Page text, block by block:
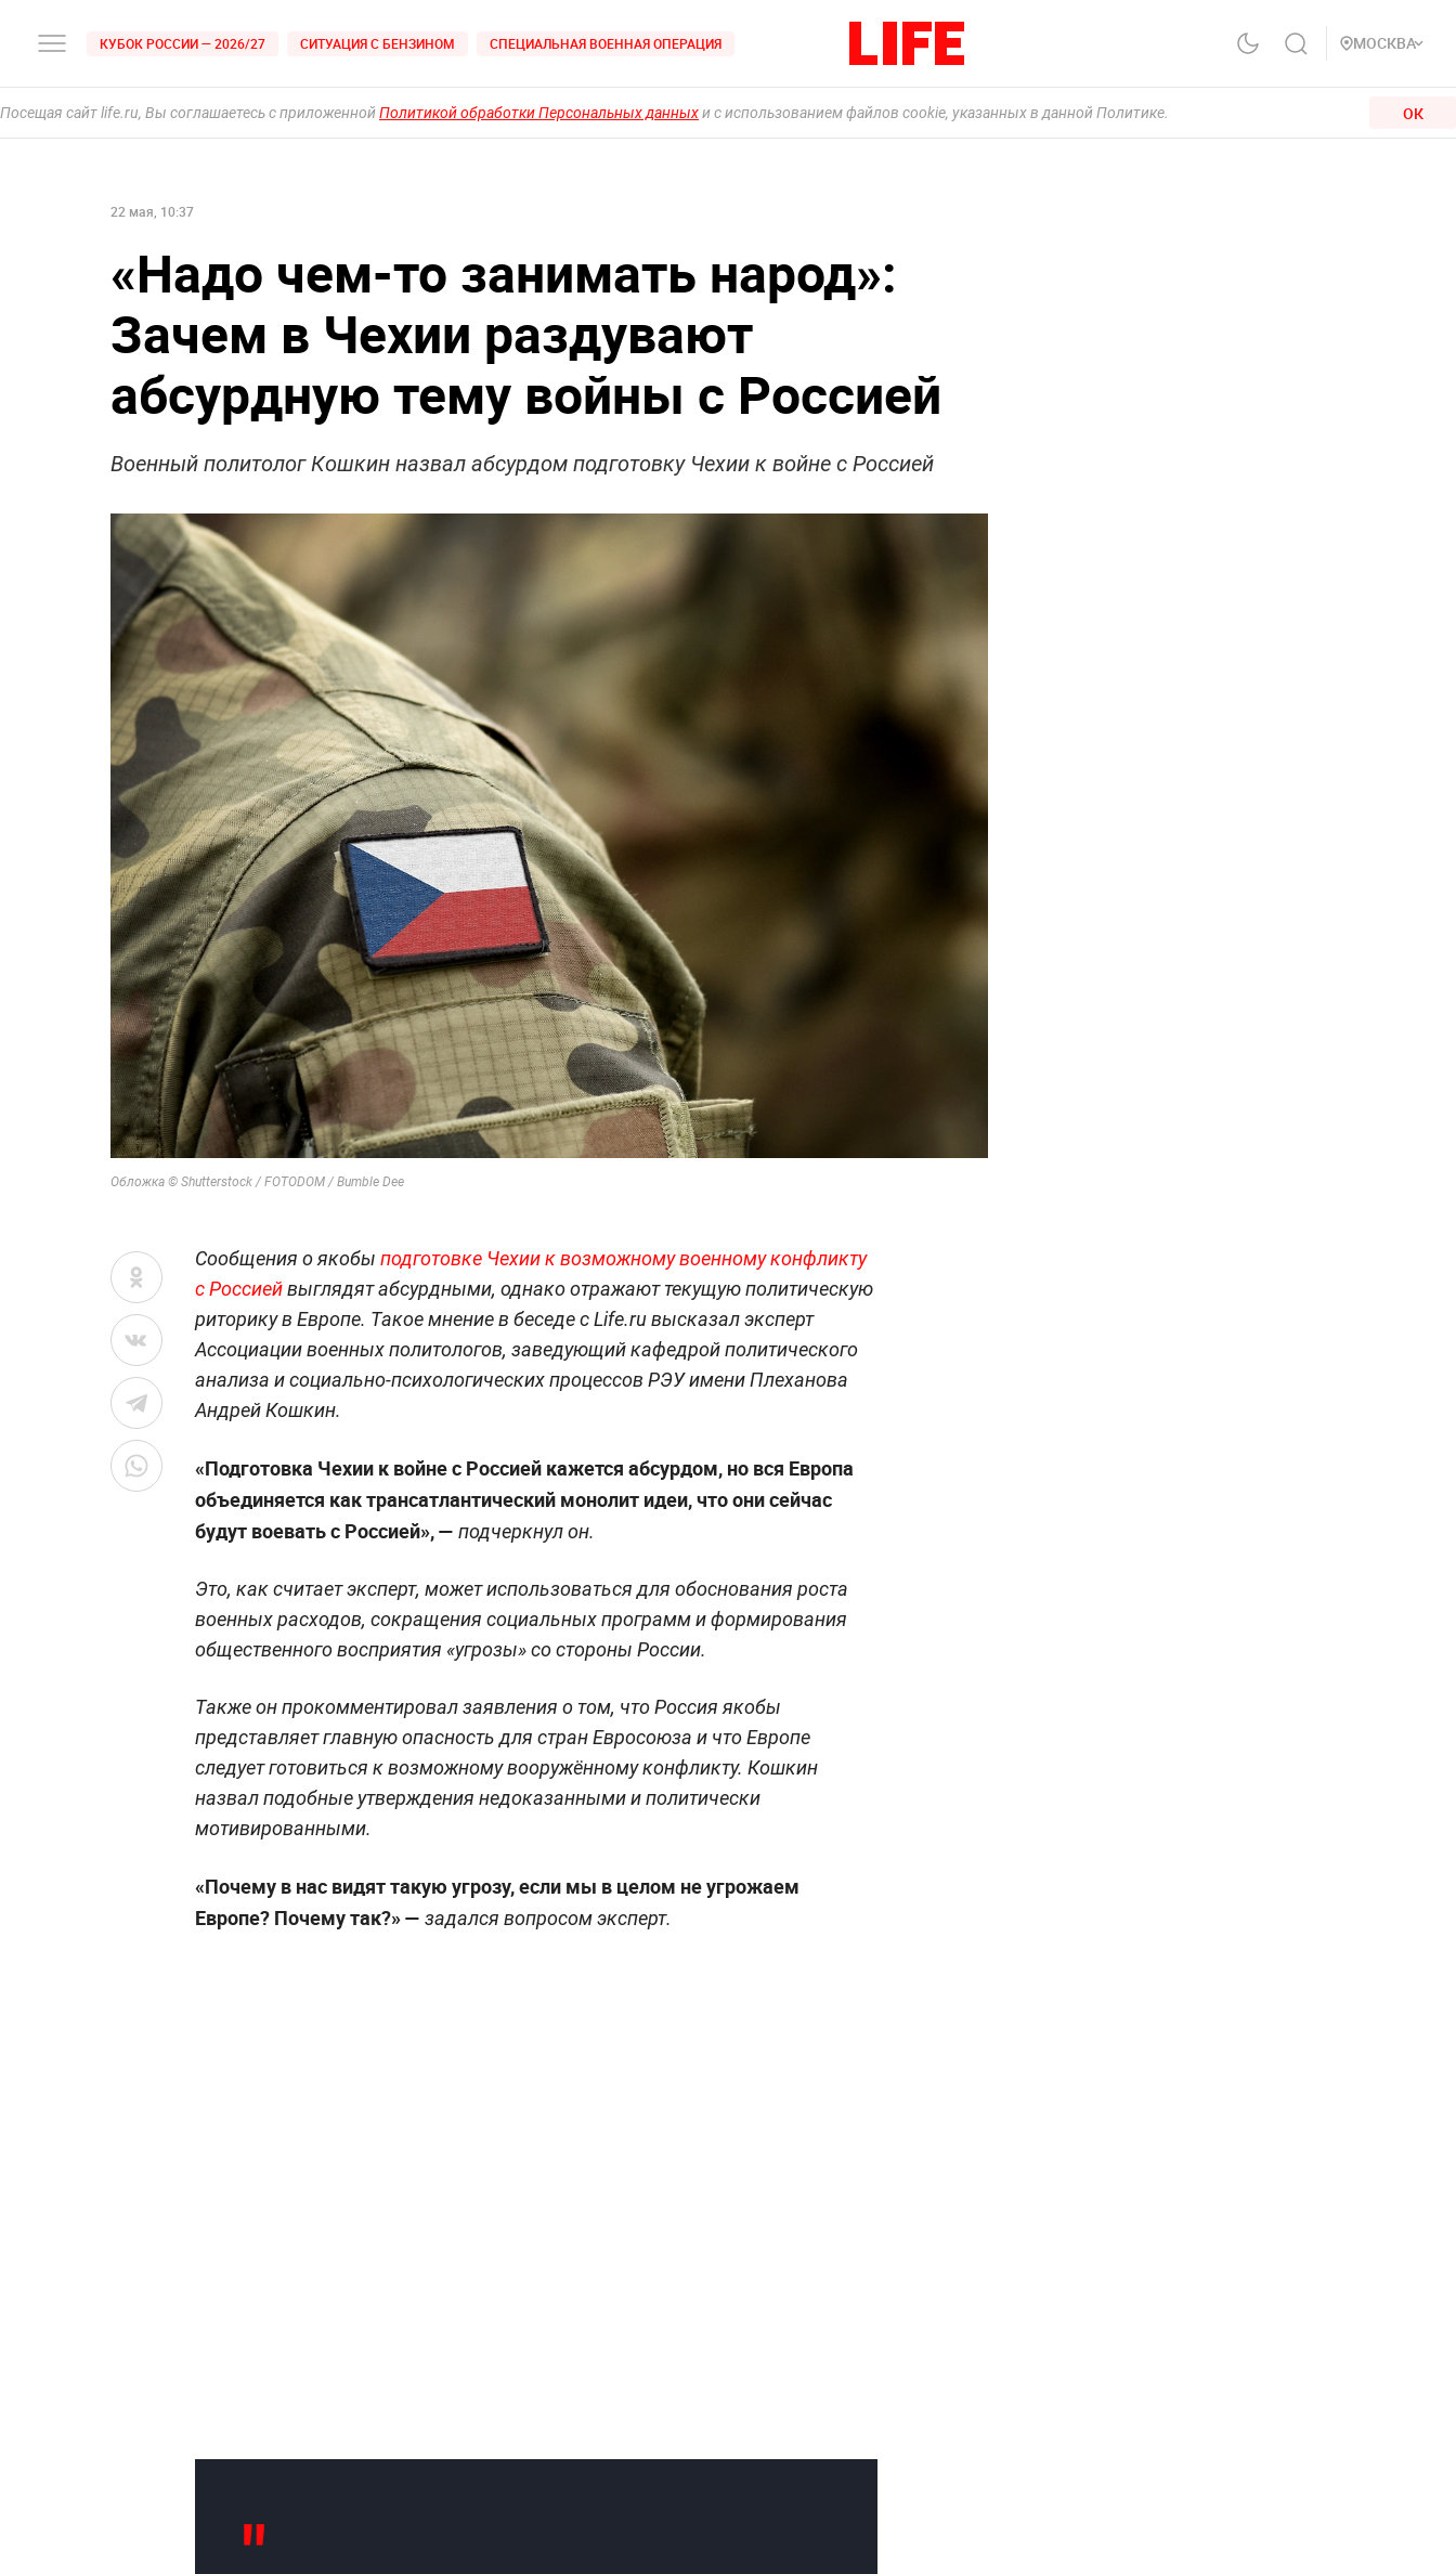
КУБОК РОССИИ — 2026/27 СИТУАЦИЯ С БЕНЗИНОМ СПЕЦИАЛЬНАЯ ВОЕННАЯ ОПЕРАЦИЯ МОСКВА
Посещая сайт life.ru, Вы соглашаетесь с приложеннойПолитикой обработки Персональных данныхи с использованием файлов cookie, указанных в данной Политике. ОК
22 мая, 10:37
«Надо чем-то занимать народ»:
Зачем в Чехии раздувают
абсурдную тему войны с Россией
Военный политолог Кошкин назвал абсурдом подготовку Чехии к войне с Россией
Обложка © Shutterstock / FOTODOM / Bumble Dee
Сообщения о якобы подготовке Чехии к возможному военному конфликту
с Россиейвыглядят абсурдными, однако отражают текущую политическую
риторику в Европе. Такое мнение в беседе с Life.ru высказал эксперт
Ассоциации военных политологов, заведующий кафедрой политического
анализа и социально-психологических процессов РЭУ имени Плеханова
Андрей Кошкин.
«Подготовка Чехии к войне с Россией кажется абсурдом, но вся Европа
объединяется как трансатлантический монолит идеи, что они сейчас
будут воевать с Россией», — подчеркнул он.
Это, как считает эксперт, может использоваться для обоснования роста
военных расходов, сокращения социальных программ и формирования
общественного восприятия «угрозы» со стороны России.
Также он прокомментировал заявления о том, что Россия якобы
представляет главную опасность для стран Евросоюза и что Европе
следует готовиться к возможному вооружённому конфликту. Кошкин
назвал подобные утверждения недоказанными и политически
мотивированными.
«Почему в нас видят такую угрозу, если мы в целом не угрожаем
Европе? Почему так?» — задался вопросом эксперт.